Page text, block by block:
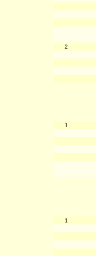
2
1
1